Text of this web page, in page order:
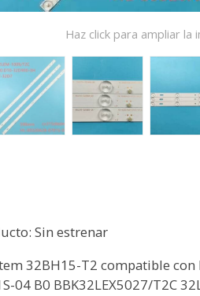
Haz click para ampliar la
Sin estrenar
32BH15-T2 compatible
04 B0 BBK32LEX5027/T2C